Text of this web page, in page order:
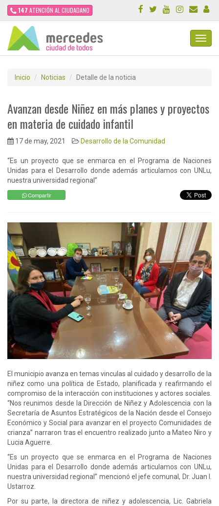
147 ATENCIÓN AL CIUDADANO
Inicio Noticias Detalle de la noticia
Avanzan desde Niñez en más planes y proyectos
en materia de cuidado infantil
17 de may, 2021 Desarrollo de la Comunidad
“Es un proyecto que se enmarca en el Programa de Naciones
Unidas para el Desarrollo donde además articulamos con UNLu,
nuestra universidad regional”
Compartir
El municipio avanza en temas vinculas al cuidado y desarrollo de la
niñez como una política de Estado, planificada y reafirmando el
compromiso de la interacción con instituciones y actores sociales.
“Nos reunimos desde la Dirección de Niñez y Adolescencia con la
Secretaría de Asuntos Estratégicos de la Nación desde el Consejo
Económico y Social para avanzar en el proyecto Comunidades de
crianza” narraron tras el encuentro realizado junto a Mateo Niro y
Lucia Aguerre.
“Es un proyecto que se enmarca en el Programa de Naciones
Unidas para el Desarrollo donde además articulamos con UNLu,
nuestra universidad regional” mencionó el jefe comunal, Dr. Juan I.
Ustarroz.
Por su parte, la directora de niñez y adolescencia, Lic. Gabriela